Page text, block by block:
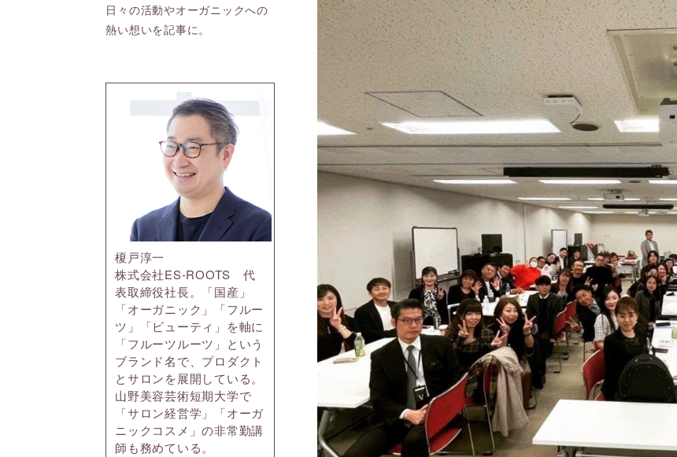
日々の活動やオーガニックへの
熱い想いを記事に。
榎戸淳一
株式会社ES-ROOTS 代
表取締役社長。「国産」
「オーガニック」「フルー
ツ」「ビューティ」を軸に
「フルーツルーツ」という
ブランド名で、プロダクト
とサロンを展開している。
山野美容芸術短期大学で
「サロン経営学」「オーガ
ニックコスメ」の非常勤講
師も務めている。